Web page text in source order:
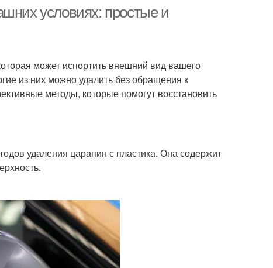
квартире
доме
условиях: простые и
может испортить внешний вид вашего
из них можно удалить без обращения к
методы, которые помогут восстановить
удаления царапин с пластика. Она содержит